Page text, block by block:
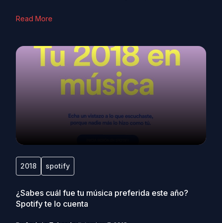
Read More
2018 spotify
¿Sabes cuál fue tu música preferida este año?
Spotify te lo cuenta